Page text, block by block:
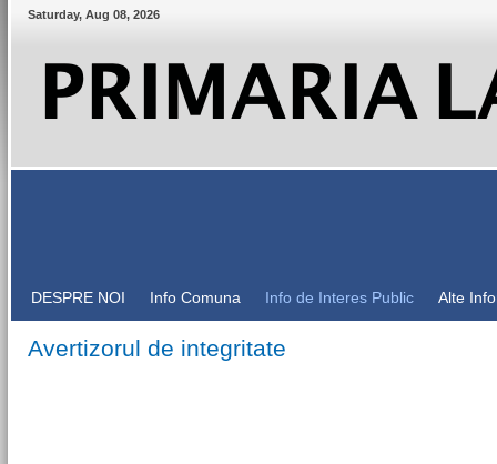
Saturday, Aug 08, 2026
DESPRE NOI Info Comuna Info de Interes Public Alte
Avertizorul de integritate